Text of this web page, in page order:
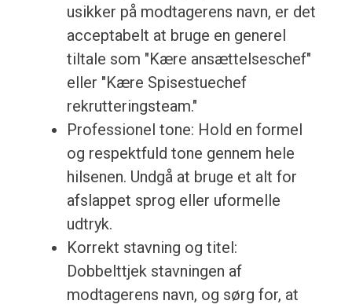
usikker på modtagerens navn, er det
acceptabelt at bruge en generel
tiltale som "Kære ansættelseschef"
eller "Kære Spisestuechef
rekrutteringsteam."
Professionel tone: Hold en formel
og respektfuld tone gennem hele
hilsenen. Undgå at bruge et alt for
afslappet sprog eller uformelle
udtryk.
Korrekt stavning og titel:
Dobbelttjek stavningen af
modtagerens navn, og sørg for, at